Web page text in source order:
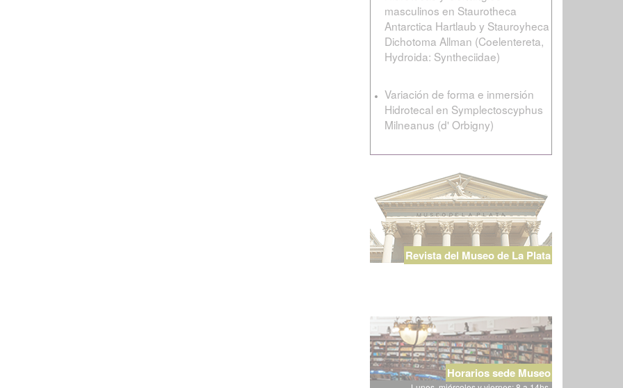
masculinos en Staurotheca
Antarctica Hartlaub y Stauroyheca
Dichotoma Allman (Coelentereta,
Hydroida: Syntheciidae)
Variación de forma e inmersión
Hidrotecal en Symplectoscyphus
Milneanus (d' Orbigny)
Revista del Museo de La Plata
Horarios sede Museo